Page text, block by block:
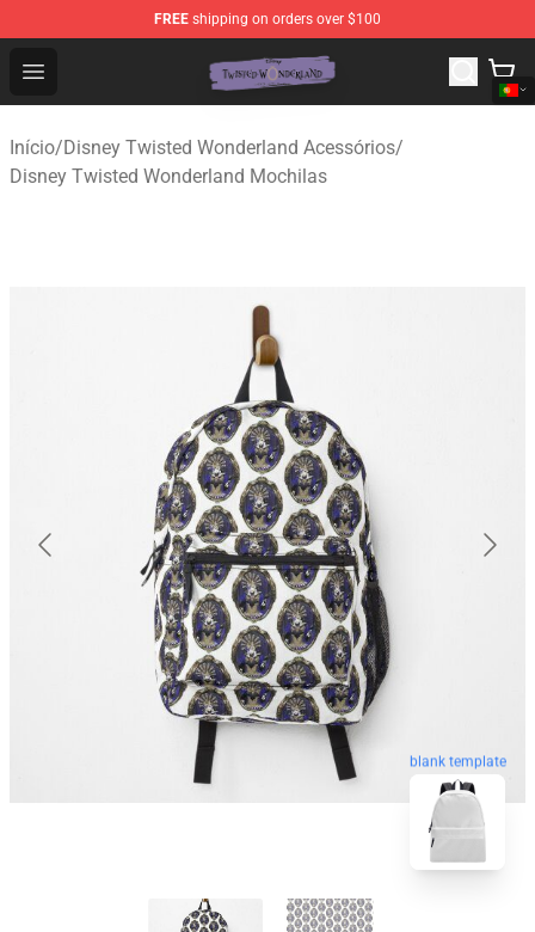
FREE shipping on orders over $100
Open menu
Twisted Wonderland Store - Official Twisted
Início/Disney Twisted Wonderland Acessórios/
Disney Twisted Wonderland Mochilas
blank template